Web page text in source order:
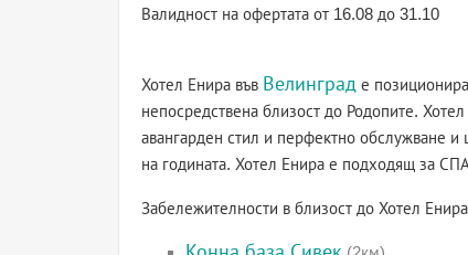
Валидност на офертата от 16.08 до 31.10
Хотел Енира във Велинград е
непосредствена близост до Родопите.
авангарден стил и перфектно обслужване
на годината. Хотел Енира е подходящ за
Забележителности в близост до Хотел